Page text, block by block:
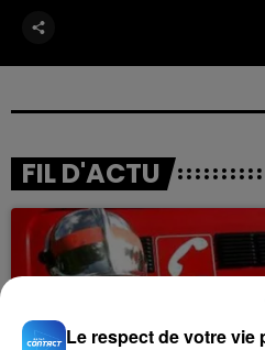
FIL D'ACTU
Le respect de votre